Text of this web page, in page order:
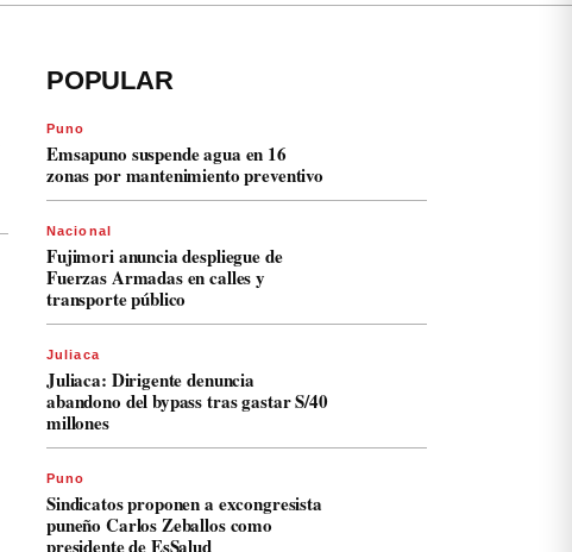
POPULAR
Puno
Emsapuno suspende agua en 16
zonas por mantenimiento preventivo
Nacional
Fujimori anuncia despliegue de
Fuerzas Armadas en calles y
transporte público
Juliaca
Juliaca: Dirigente denuncia
abandono del bypass tras gastar S/40
millones
Puno
Sindicatos proponen a excongresista
puneño Carlos Zeballos como
presidente de EsSalud